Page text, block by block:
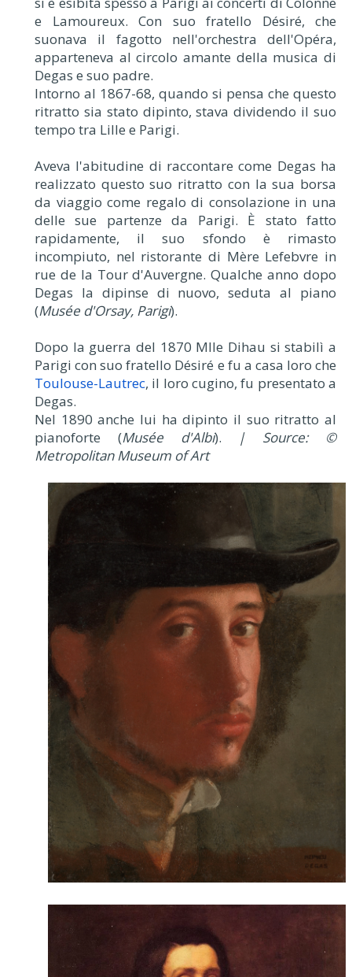
e Lamoureux. Con suo fratello Désiré, che
suonava il fagotto nell'orchestra dell'Opéra,
apparteneva al circolo amante della musica di
Degas e suo padre.
Intorno al 1867-68, quando si pensa che questo
ritratto sia stato dipinto, stava dividendo il suo
tempo tra Lille e Parigi.
Aveva l'abitudine di raccontare come Degas ha
realizzato questo suo ritratto con la sua borsa
da viaggio come regalo di consolazione in una
delle sue partenze da Parigi. È stato fatto
rapidamente, il suo sfondo è rimasto
incompiuto, nel ristorante di Mère Lefebvre in
rue de la Tour d'Auvergne. Qualche anno dopo
Degas la dipinse di nuovo, seduta al piano
(Musée d'Orsay, Parigi).
Dopo la guerra del 1870 Mlle Dihau si stabilì a
Parigi con suo fratello Désiré e fu a casa loro che
Toulouse-Lautrec, il loro cugino, fu presentato a
Degas.
Nel 1890 anche lui ha dipinto il suo ritratto al
pianoforte (Musée d'Albi).
| Source: ©
Metropolitan Museum of Art